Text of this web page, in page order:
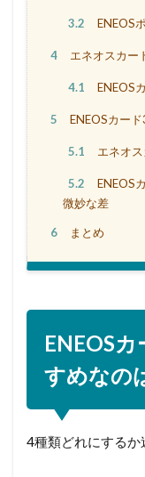
3.2 ENEOS
4 エネオスカー
4.1 ENEOS
5 ENEOSカー
5.1 エネオ
5.2
ENEOS
微妙な差
6 まとめ
ENEOS
すめなの
4種類どれにするか